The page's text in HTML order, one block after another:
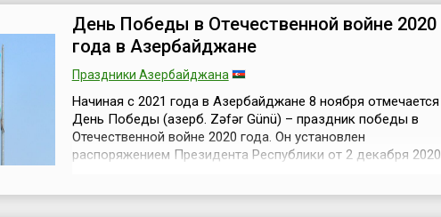
Масляковым, а дата празднования выбрана в честь
годовщи...
День Победы в Отечественной войне 2020
года в Азербайджане
Праздники Азербайджана
Начиная с 2021 года в Азербайджане 8 ноября отмечается
День Победы (азерб. Zəfər Günü) – праздник победы в
Отечественной войне 2020 года. Он установлен
распоряжением Президента Республики от 2 декабря 2020